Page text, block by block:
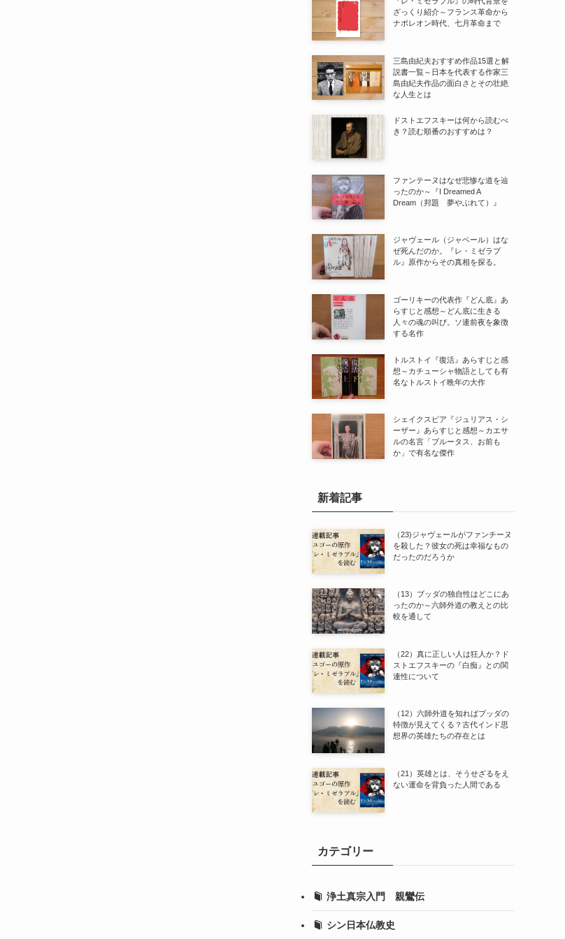
ざっくり紹介～フランス革命から
ナポレオン時代、七月革命まで
三島由紀夫おすすめ作品15選と解
説書一覧～日本を代表する作家三
島由紀夫作品の面白さとその壮絶
な人生とは
ドストエフスキーは何から読むべ
き？読む順番のおすすめは？
ファンテーヌはなぜ悲惨な道を辿
ったのか～『I Dreamed A
Dream（邦題 夢やぶれて）』
ジャヴェール（ジャベール）はな
ぜ死んだのか。『レ・ミゼラブ
ル』原作からその真相を探る。
ゴーリキーの代表作『どん底』あ
らすじと感想～どん底に生きる
人々の魂の叫び。ソ連前夜を象徴
する名作
トルストイ『復活』あらすじと感
想～カチューシャ物語としても有
名なトルストイ晩年の大作
シェイクスピア『ジュリアス・シ
ーザー』あらすじと感想～カエサ
ルの名言「ブルータス、お前も
か」で有名な傑作
新着記事
（23)ジャヴェールがファンチーヌ
を殺した？彼女の死は幸福なもの
だったのだろうか
（13）ブッダの独自性はどこにあ
ったのか～六師外道の教えとの比
較を通して
（22）真に正しい人は狂人か？ド
ストエフスキーの『白痴』との関
連性について
（12）六師外道を知ればブッダの
特徴が見えてくる？古代インド思
想界の英雄たちの存在とは
（21）英雄とは、そうせざるをえ
ない運命を背負った人間である
カテゴリー
浄土真宗入門 親鸞伝
シン日本仏教史